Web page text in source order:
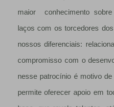
maior conhecimento
laços com os torcedores
nossos diferenciais:
compromisso com o
nesse patrocínio é motivo
permite oferecer apoio em